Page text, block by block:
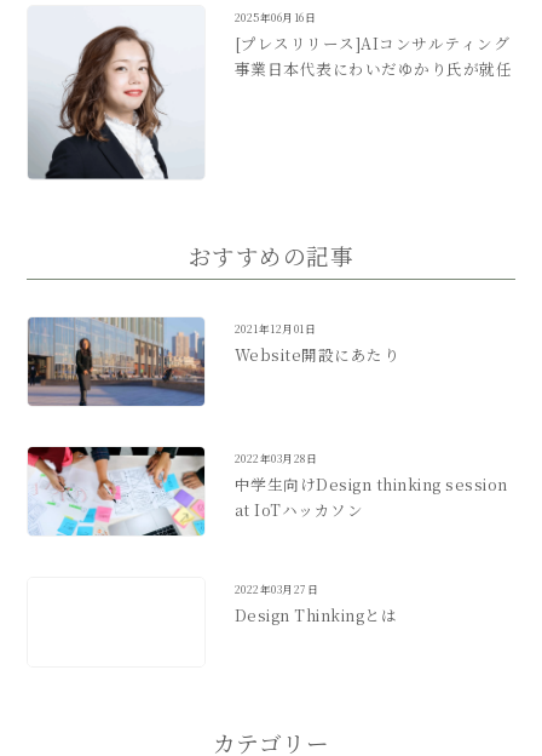
2025年06月16日
[プレスリリース]AIコンサルティング
事業日本代表にわいだゆかり氏が就任
おすすめの記事
2021年12月01日
Website開設にあたり
2022年03月28日
中学生向けDesign thinking session
at IoTハッカソン
2022年03月27日
Design Thinkingとは
カテゴリー